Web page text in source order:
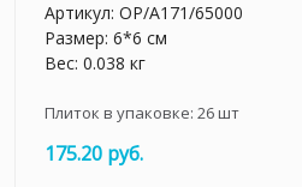
Артикул: OP/A171/65000
Размер: 6*6 см
Вес: 0.038 кг
Плиток в упаковке: 26шт
175.20 руб.